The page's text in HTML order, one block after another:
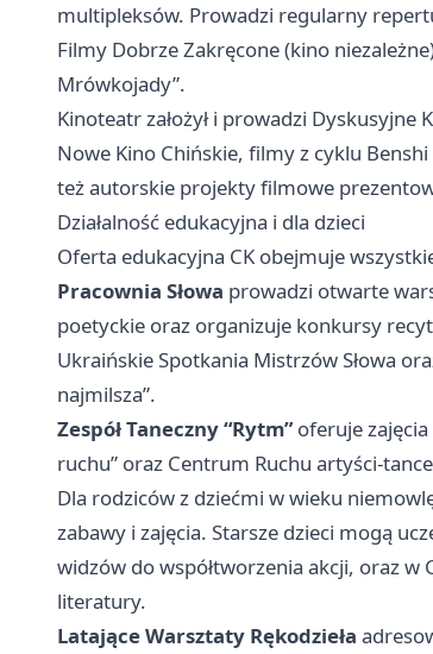
multipleksów. Prowadzi regularny
Filmy Dobrze Zakręcone (kino
Mrówkojady”.
Kinoteatr założył i prowadzi
Nowe Kino Chińskie, filmy z cyklu
też autorskie projekty filmowe
Działalność edukacyjna i dla dzieci
Oferta edukacyjna CK obejmuje
Pracownia Słowa prowadzi otwarte
poetyckie oraz organizuje konkursy
Ukraińskie Spotkania Mistrzów Słowa
najmilsza”.
Zespół Taneczny “Rytm”oferuje zajęcia
ruchu” oraz Centrum Ruchu artyści-
Dla rodziców z dziećmi w wieku
zabawy i zajęcia. Starsze dzieci mogą
widzów do współtworzenia akcji, oraz
literatury.
Latające Warsztaty Rękodzieła